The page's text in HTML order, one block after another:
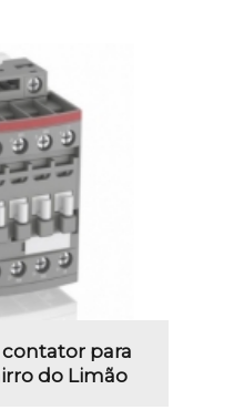
para
do Limão